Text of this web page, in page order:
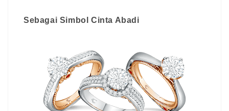
Sebagai Simbol Cinta Abadi